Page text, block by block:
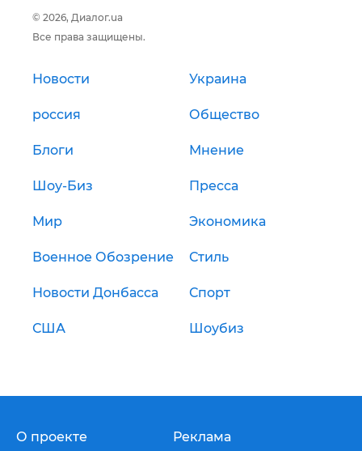
© 2026, Диалог.ua
Все права защищены.
Новости Украина
россия Общество
Блоги Мнение
Шоу-Биз Пресса
Мир Экономика
Военное Обозрение Стиль
Новости Донбасса Спорт
США Шоубиз
О проекте Реклама